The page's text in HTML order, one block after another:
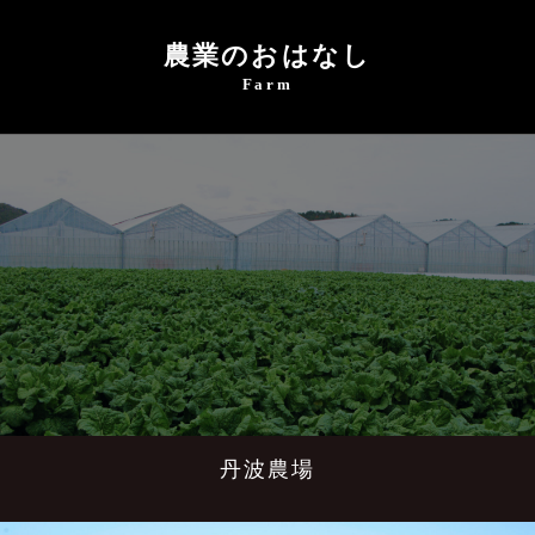
農業のおはなし
Farm
丹波農場